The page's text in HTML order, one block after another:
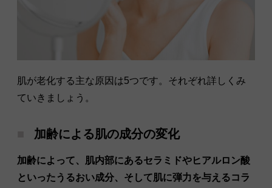
肌が老化する主な原因は5つです。それぞれ詳しくみ
ていきましょう。
加齢による肌の成分の変化
加齢によって、肌内部にあるセラミドやヒアルロン酸
といったうるおい成分、そして肌に弾力を与えるコラ